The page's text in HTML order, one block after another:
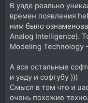
В уаде реально
времен появления
ним было
Analog Intelligence).
Modeling Technology
А все остальные
и уаду и софтубу )))
Смысл в том что и
очень похожие